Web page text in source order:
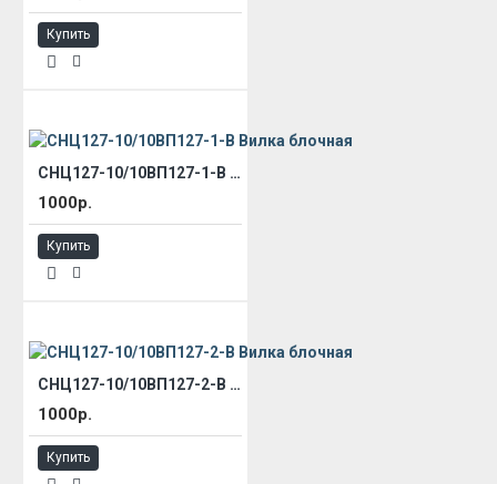
Купить
СНЦ127-10/10ВП127-1-В Вилка блочная
1000р.
Купить
СНЦ127-10/10ВП127-2-В Вилка блочная
1000р.
Купить